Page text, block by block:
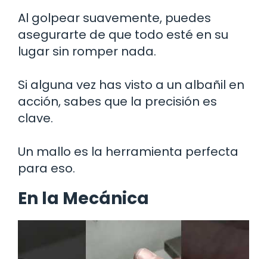
Al golpear suavemente, puedes
asegurarte de que todo esté en su
lugar sin romper nada.
Si alguna vez has visto a un albañil en
acción, sabes que la precisión es
clave.
Un mallo es la herramienta perfecta
para eso.
En la Mecánica